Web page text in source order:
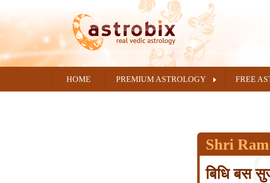
HOME PREMIUM ASTROLOGY FREE
Shri
बिधि बस